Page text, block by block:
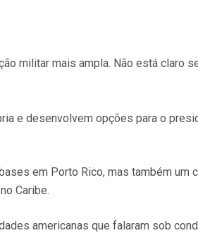
militar mais ampla. Não está claro
e desenvolvem opções para o
em Porto Rico, mas também um
Caribe.
americanas que falaram sob